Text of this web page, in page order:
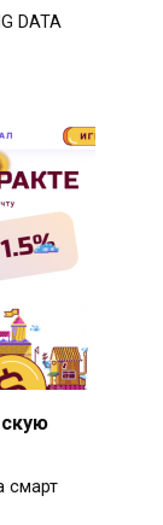
DATA
смарт